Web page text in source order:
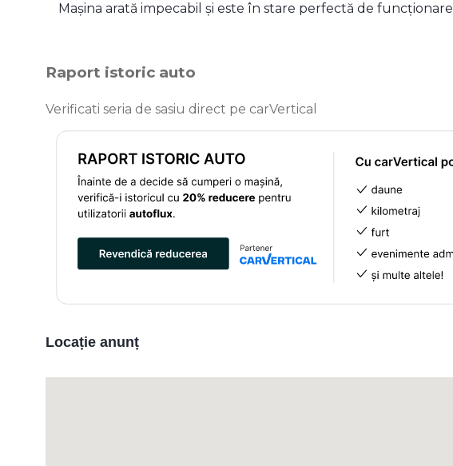
Mașina arată impecabil și este în stare perfectă de funcționare
Raport istoric auto
Verificati seria de sasiu direct pe carVertical
Locație anunț